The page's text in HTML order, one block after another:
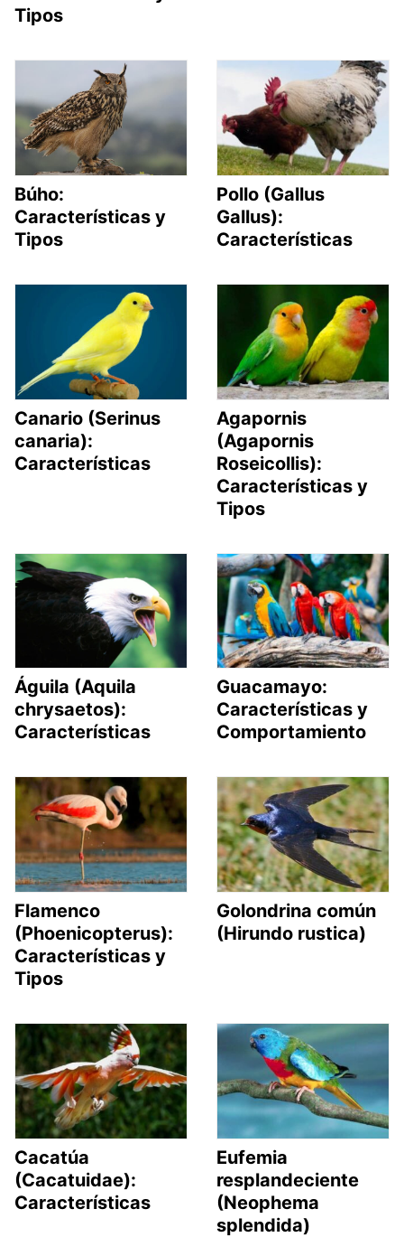
Tipos
Búho:
Características y
Tipos
Pollo (Gallus
Gallus):
Características
Canario (Serinus
canaria):
Características
Agapornis
(Agapornis
Roseicollis):
Características y
Tipos
Águila (Aquila
chrysaetos):
Características
Guacamayo:
Características y
Comportamiento
Flamenco
(Phoenicopterus):
Características y
Tipos
Golondrina común
(Hirundo rustica)
Cacatúa
(Cacatuidae):
Características
Eufemia
resplandeciente
(Neophema
splendida)